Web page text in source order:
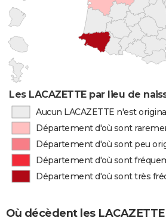
Les LACAZETTE par lieu de
Aucun LACAZETTE n'est
Département d'où sont
Département d'où sont peu
Département d'où sont
Département d'où sont très
Où décèdent les LACAZETTE